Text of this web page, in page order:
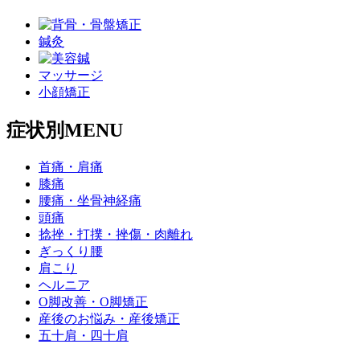
鍼灸
マッサージ
小顔矯正
症状別MENU
首痛・肩痛
膝痛
腰痛・坐骨神経痛
頭痛
捻挫・打撲・挫傷・肉離れ
ぎっくり腰
肩こり
ヘルニア
O脚改善・O脚矯正
産後のお悩み・産後矯正
五十肩・四十肩